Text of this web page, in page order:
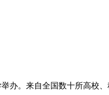
办。来自全国数十所高